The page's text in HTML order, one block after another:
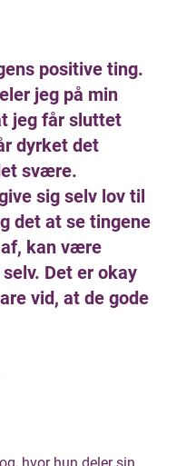
positive ting.
jeg på min
jeg får sluttet
dyrket det
svære.
sig selv lov til
det at se tingene
kan være
Det er okay
vid, at de gode